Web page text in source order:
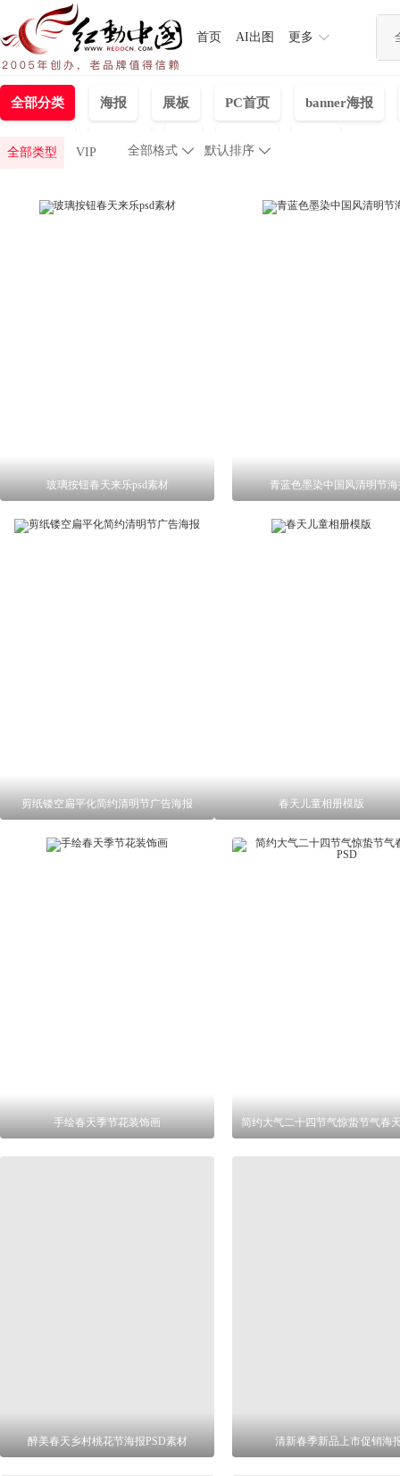
首页 AI出图 更多
全部分类 海报 展板 PC首页 banner海报
手抄报 详情页
全部类型 VIP 
全部格式 默认排序 
玻璃按钮春天来乐psd素材 青蓝色墨染中国风清明节
剪纸镂空扁平化简约清明节广告海报 春天儿童相册模版
手绘春天季节花装饰画
醉美春天乡村桃花节海报PSD素材 清新春季新品上市促销海